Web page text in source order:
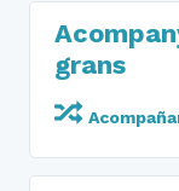
grans